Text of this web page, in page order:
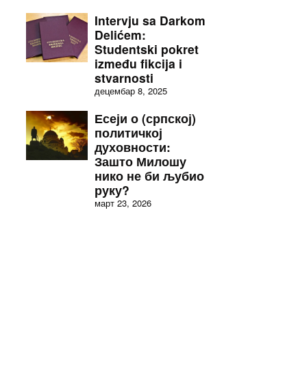
Intervju sa Darkom
Delićem:
Studentski pokret
između fikcija i
stvarnosti
децембар 8, 2025
Есеји о (српској)
политичкој
духовности:
Зашто Милошу
нико не би љубио
руку?
март 23, 2026